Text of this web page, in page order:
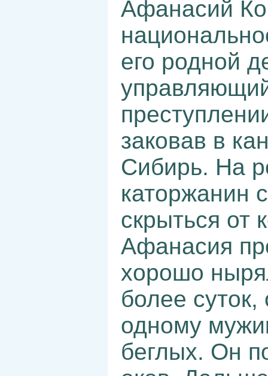
Афанасий
его родной
заковав в
Сибирь. На
каторжанин
скрыться от
Афанасия
хорошо
более
одному
беглых. Он